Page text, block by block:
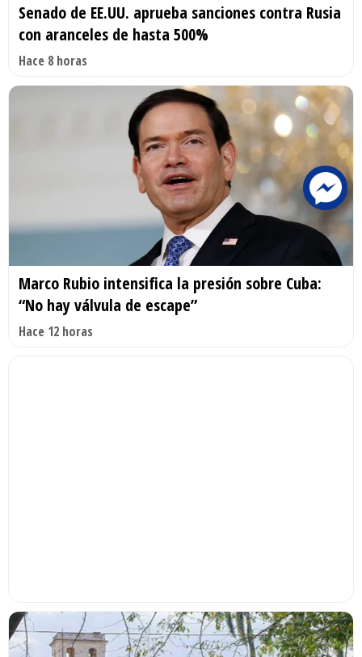
Senado de EE.UU. aprueba sanciones contra Rusia
con aranceles de hasta 500%
Hace 8 horas
Marco Rubio intensifica la presión sobre Cuba:
“No hay válvula de escape”
Hace 12 horas